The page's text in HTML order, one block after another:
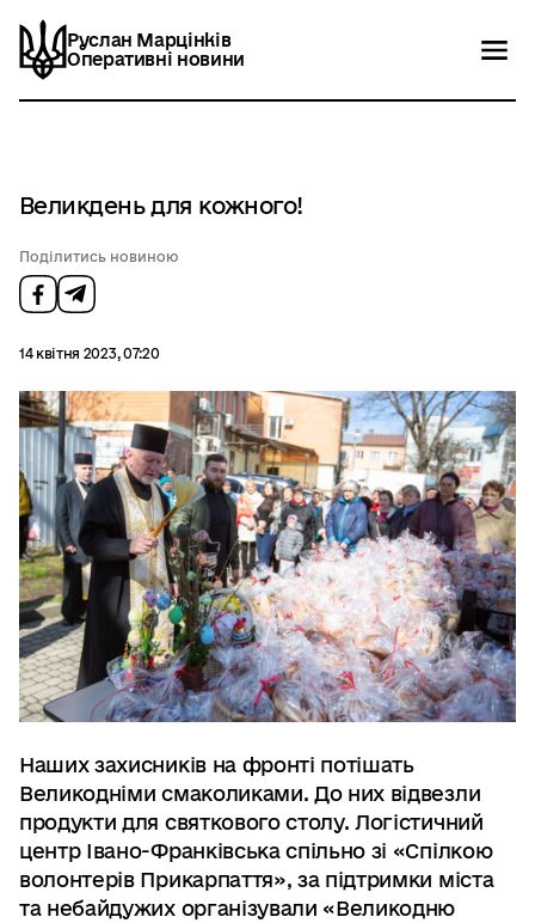
Руслан Марцінків
Оперативні новини
Руслан Марцінків
Оперативні новини
Великдень для кожного!
Поділитись новиною
14 квітня 2023, 07:20
Наших захисників на фронті потішать
Великодніми смаколиками. До них відвезли
продукти для святкового столу. Логістичний
центр Івано-Франківська спільно зі «Спілкою
волонтерів Прикарпаття», за підтримки міста
та небайдужих організували «Великодню